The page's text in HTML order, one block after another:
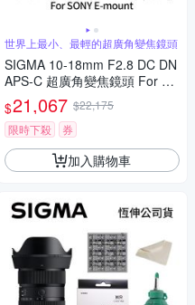
世界上最小、最輕的超廣角變焦鏡頭
SIGMA 10-18mm F2.8 DC DN
APS-C 超廣角變焦鏡頭 For SO
NY E-mount (公司貨)
$21,067 $22,175
限時下殺
券
加入購物車